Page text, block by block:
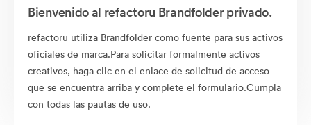
Bienvenido al refactoru Brandfolder privado.
refactoru utiliza Brandfolder como fuente para sus activos
oficiales de marca.Para solicitar formalmente activos
creativos, haga clic en el enlace de solicitud de acceso
que se encuentra arriba y complete el formulario.Cumpla
con todas las pautas de uso.